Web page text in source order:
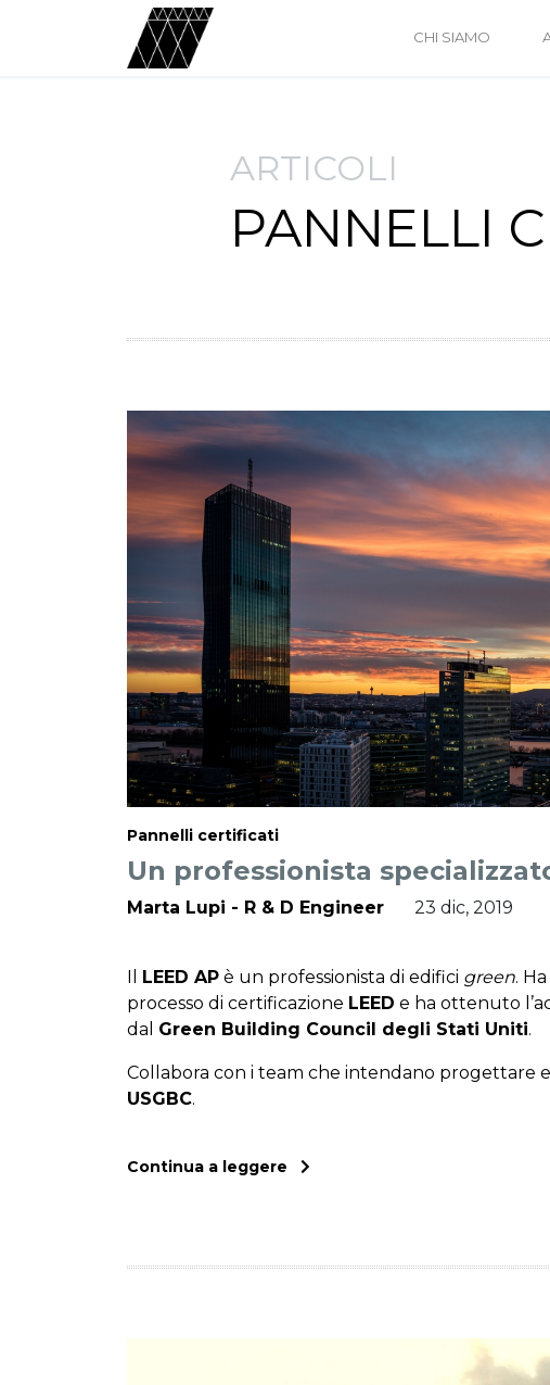
CHI SIAMO
ARTICOLI
PANNELLI
Pannelli certificati
Un professionista
Marta Lupi - R & D Engineer 23 dic, 2019
Il LEED AP è un professionista di edifici green.
processo di certificazione LEED e ha ottenuto
dal Green Building Council degli Stati Uniti.
Collabora con i team che intendano progettare
USGBC.
Continua a leggere